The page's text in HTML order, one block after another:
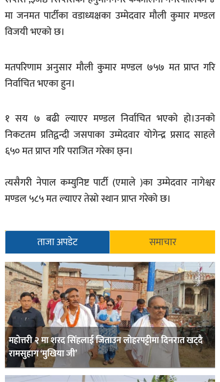
अन्तराष्ट्रिय
अर्थ
खेलकुद
फोटो
/
भिडियो
समाज
विचार
मा जनमत पार्टीका वडाध्यक्षका उम्मेदवार मौली कुमार मण्डल
विजयी भएको छ।
मतपरिणाम अनुसार मौली कुमार मण्डल ७५७ मत प्राप्त गरि
निर्वाचित भएका हुन।
१ सय ७ बढी ल्याएर मण्डल निर्वाचित भएको हो।उनको
निकटतम प्रतिद्वन्दी जसपाका उम्मेदवार योगेन्द्र प्रसाद साहले
६५० मत प्राप्त गरि पराजित गरेका छ्न।
त्यसैगरी नेपाल कम्युनिष्ट पार्टी (एमाले )का उम्मेदवार नागेश्वर
मण्डल ५८५ मत ल्याएर तेस्रो स्थान प्राप्त गरेको छ।
ताजा अपडेट समाचार
महोत्तरी २ मा शरद सिंहलाई जिताउन लोहरपट्टीमा दिनरात खट्दै
रामसुहाग ‘मुखिया जी’